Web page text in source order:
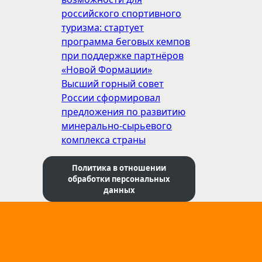
российского спортивного
туризма: стартует
программа беговых кемпов
при поддержке партнёров
«Новой Формации»
Высший горный совет
России сформировал
предложения по развитию
минерально-сырьевого
комплекса страны
Политика в отношении
обработки персональных
данных